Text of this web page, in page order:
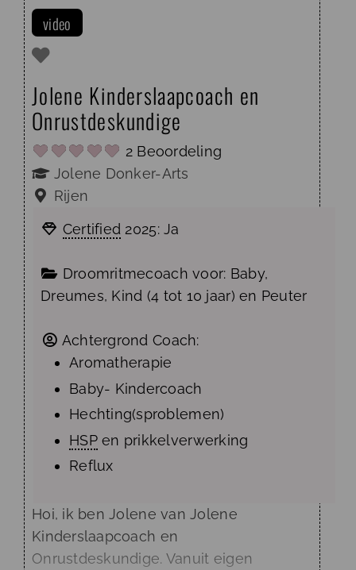
video
Jolene Kinderslaapcoach en
Onrustdeskundige
2 Beoordeling
Jolene Donker-Arts
Rijen
Certified 2025:Ja
Droomritmecoach voor: Baby,
Dreumes, Kind (4 tot 10 jaar) en Peuter
Achtergrond Coach:
Aromatherapie
Baby- Kindercoach
Hechting(sproblemen)
HSPen prikkelverwerking
Reflux
Hoi, ik ben Jolene van Jolene
Kinderslaapcoach en
Onrustdeskundige. Vanuit eigen